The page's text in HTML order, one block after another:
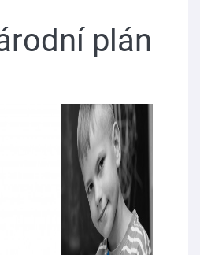
plán